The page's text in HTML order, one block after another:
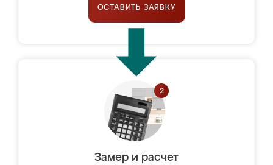
ОСТАВИТЬ ЗАЯВКУ
Замер и расчет